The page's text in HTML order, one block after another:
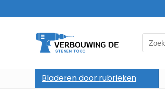
Search
for:
Bladeren door rubrieken